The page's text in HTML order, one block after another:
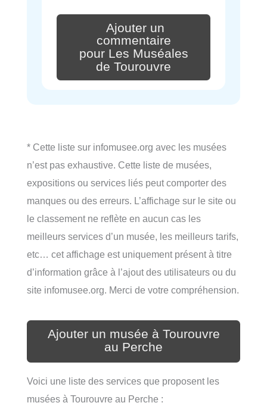
Ajouter un
commentaire
pour Les Muséales
de Tourouvre
* Cette liste sur infomusee.org avec les musées
n’est pas exhaustive. Cette liste de musées,
expositions ou services liés peut comporter des
manques ou des erreurs. L’affichage sur le site ou
le classement ne reflète en aucun cas les
meilleurs services d’un musée, les meilleurs tarifs,
etc… cet affichage est uniquement présent à titre
d’information grâce à l’ajout des utilisateurs ou du
site infomusee.org. Merci de votre compréhension.
Ajouter un musée à Tourouvre
au Perche
Voici une liste des services que proposent les
musées à Tourouvre au Perche :